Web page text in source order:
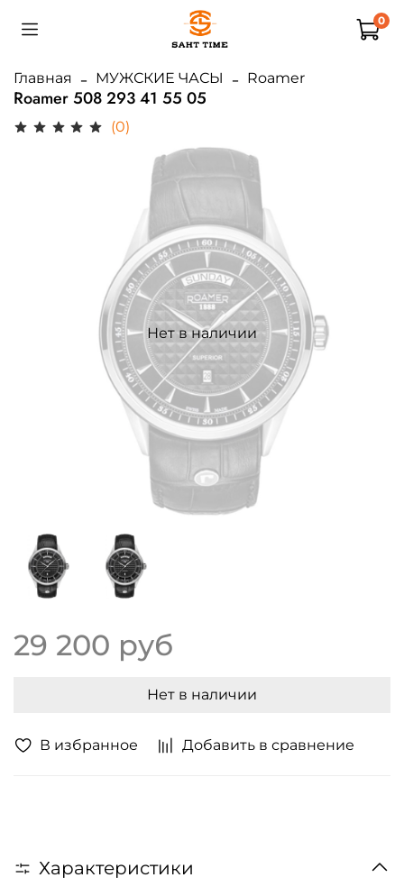
0
Главная МУЖСКИЕ ЧАСЫ Roamer
Roamer 508 293 41 55 05
(0)
В избранное Добавить в сравнение
Нет в наличии
29 200 руб
Нет в наличии
Характеристики